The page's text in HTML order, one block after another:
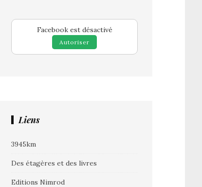
Facebook est désactivé
Autoriser
Liens
3945km
Des étagères et des livres
Editions Nimrod